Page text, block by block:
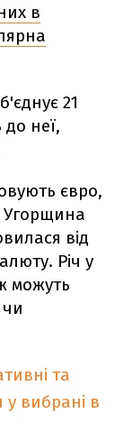
в
21
до неї,
євро,
Угорщина
від
Річ у
можуть
та
вибрані в